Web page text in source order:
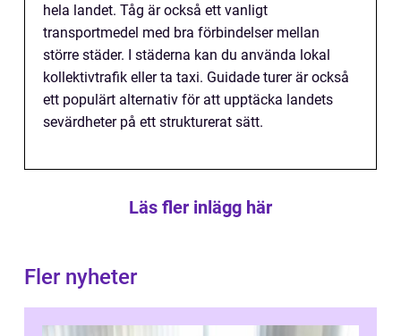
hela landet. Tåg är också ett vanligt
transportmedel med bra förbindelser mellan
större städer. I städerna kan du använda lokal
kollektivtrafik eller ta taxi. Guidade turer är också
ett populärt alternativ för att upptäcka landets
sevärdheter på ett strukturerat sätt.
Läs fler inlägg här
Fler nyheter